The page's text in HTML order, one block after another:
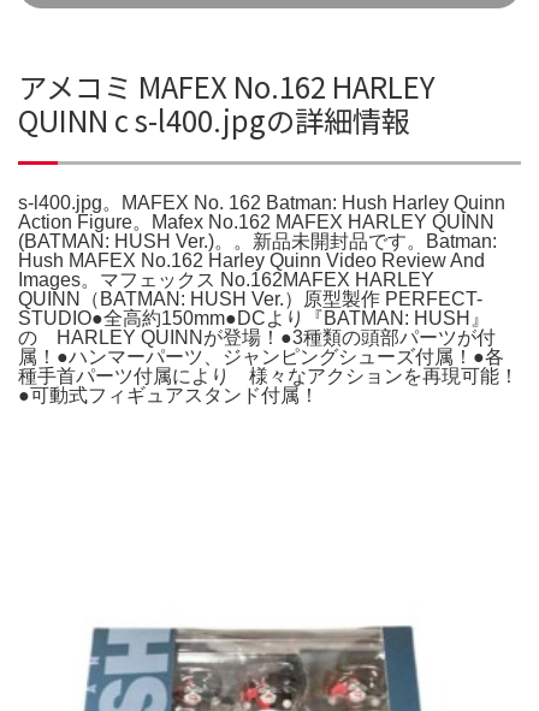
アメコミ MAFEX No.162 HARLEY
QUINN c s-l400.jpgの詳細情報
s-l400.jpg。MAFEX No. 162 Batman: Hush Harley Quinn
Action Figure。Mafex No.162 MAFEX HARLEY QUINN
(BATMAN: HUSH Ver.)。。新品未開封品です。Batman:
Hush MAFEX No.162 Harley Quinn Video Review And
Images。マフェックス No.162MAFEX HARLEY
QUINN（BATMAN: HUSH Ver.）原型製作 PERFECT-
STUDIO●全高約150mm●DCより『BATMAN: HUSH』
の HARLEY QUINNが登場！●3種類の頭部パーツが付
属！●ハンマーパーツ、ジャンピングシューズ付属！●各
種手首パーツ付属により 様々なアクションを再現可能！
●可動式フィギュアスタンド付属！